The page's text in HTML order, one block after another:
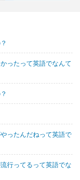
ったって英語でなんて
ったんだねって英語で
行ってるって英語でな